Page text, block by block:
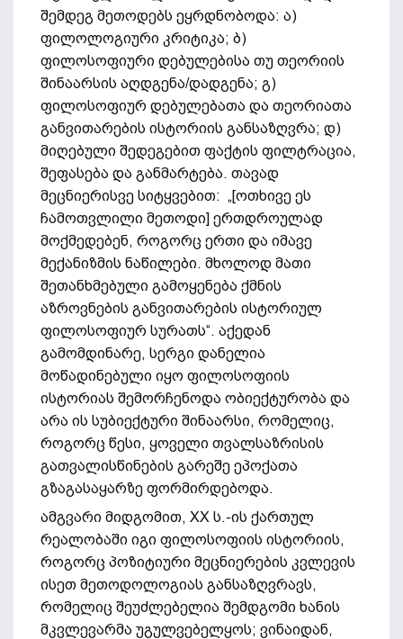
შემდეგ მეთოდებს ეყრდნობოდა: ა)
ფილოლოგიური კრიტიკა; ბ)
ფილოსოფიური დებულებისა თუ თეორიის
შინაარსის აღდგენა/დადგენა; გ)
ფილოსოფიურ დებულებათა და თეორიათა
განვითარების ისტორიის განსაზღვრა; დ)
მიღებული შედეგებით ფაქტის ფილტრაცია,
შეფასება და განმარტება. თავად
მეცნიერისვე სიტყვებით: „[ოთხივე ეს
ჩამოთვლილი მეთოდი] ერთდროულად
მოქმედებენ, როგორც ერთი და იმავე
მექანიზმის ნაწილები. მხოლოდ მათი
შეთანხმებული გამოყენება ქმნის
აზროვნების განვითარების ისტორიულ
ფილოსოფიურ სურათს“. აქედან
გამომდინარე, სერგი დანელია
მოწადინებული იყო ფილოსოფიის
ისტორიას შემორჩენოდა ობიექტურობა და
არა ის სუბიექტური შინაარსი, რომელიც,
როგორც წესი, ყოველი თვალსაზრისის
გათვალისწინების გარეშე ეპოქათა
გზაგასაყარზე ფორმირდებოდა.
ამგვარი მიდგომით, XX ს.-ის ქართულ
რეალობაში იგი ფილოსოფიის ისტორიის,
როგორც პოზიტიური მეცნიერების კვლევის
ისეთ მეთოდოლოგიას განსაზღვრავს,
რომელიც შეუძლებელია შემდგომი ხანის
მკვლევარმა უგულვებელყოს; ვინაიდან,